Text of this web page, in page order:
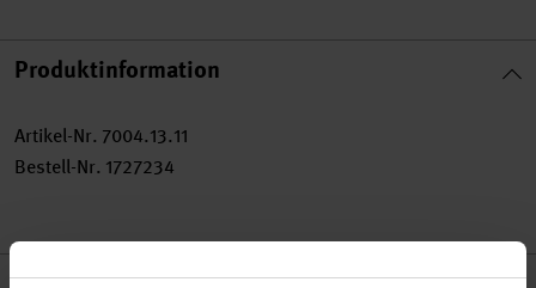
Produktinformation
Artikel-Nr. 7004.13.11
Bestell-Nr. 1727234